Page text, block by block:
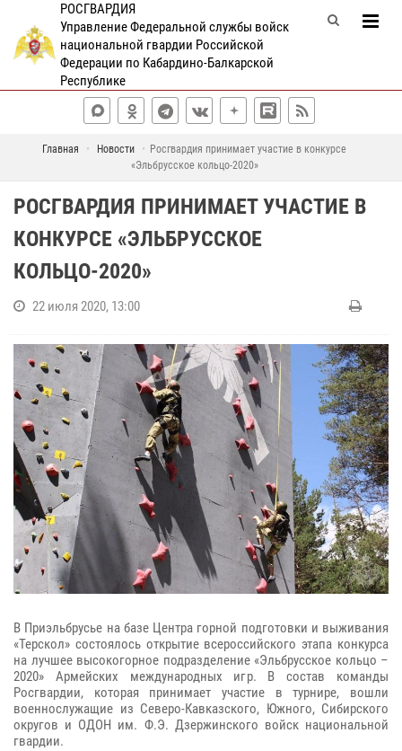
РОСГВАРДИЯ
Управление Федеральной службы войск
национальной гвардии Российской
Федерации по Кабардино-Балкарской
Республике
Главная Новости
Росгвардия принимает участие в конкурсе
«Эльбрусское кольцо-2020»
РОСГВАРДИЯ ПРИНИМАЕТ УЧАСТИЕ В
КОНКУРСЕ «ЭЛЬБРУССКОЕ
КОЛЬЦО-2020»
22 июля 2020, 13:00
В Приэльбрусье на базе Центра горной подготовки и выживания
«Терскол» состоялось открытие всероссийского этапа конкурса
на лучшее высокогорное подразделение «Эльбрусское кольцо –
2020» Армейских международных игр. В состав команды
Росгвардии, которая принимает участие в турнире, вошли
военнослужащие из Северо-Кавказского, Южного, Сибирского
округов и ОДОН им. Ф.Э. Дзержинского войск национальной
гвардии.